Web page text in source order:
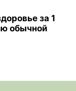
за 1
обычной